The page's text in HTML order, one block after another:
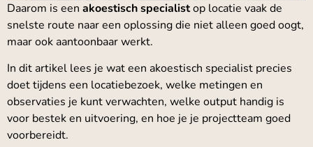
Daarom is een akoestisch specialistop locatie vaak de
snelste route naar een oplossing die niet alleen goed oogt,
maar ook aantoonbaar werkt.
In dit artikel lees je wat een akoestisch specialist precies
doet tijdens een locatiebezoek, welke metingen en
observaties je kunt verwachten, welke output handig is
voor bestek en uitvoering, en hoe je je projectteam goed
voorbereidt.